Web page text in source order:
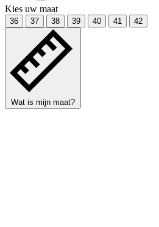
Kies uw maat
36 37 38 39 40 41 42
Wat is mijn maat?